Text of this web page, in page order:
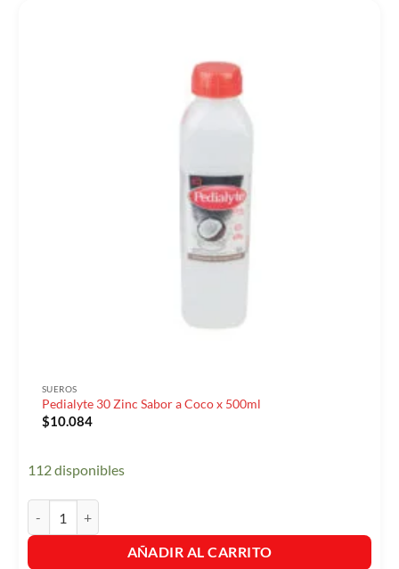
SUEROS
Pedialyte 30 Zinc Sabor a Coco x 500ml
$10.084
112 disponibles
AÑADIR AL CARRITO